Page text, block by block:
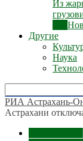
Из
Другие
Наука
РИА Астрахань-
Астрахани